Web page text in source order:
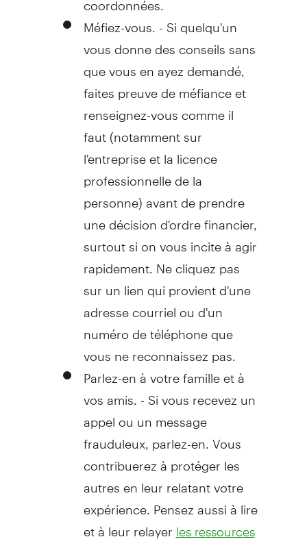
Méfiez-vous. - Si quelqu'un
vous donne des conseils sans
que vous en ayez demandé,
faites preuve de méfiance et
renseignez-vous comme il
faut (notamment sur
l'entreprise et la licence
professionnelle de la
personne) avant de prendre
une décision d'ordre financier,
surtout si on vous incite à agir
rapidement. Ne cliquez pas
sur un lien qui provient d'une
adresse courriel ou d'un
numéro de téléphone que
vous ne reconnaissez pas.
Parlez-en à votre famille et à
vos amis. - Si vous recevez un
appel ou un message
frauduleux, parlez-en. Vous
contribuerez à protéger les
autres en leur relatant votre
expérience. Pensez aussi à lire
et à leur relayer les ressources